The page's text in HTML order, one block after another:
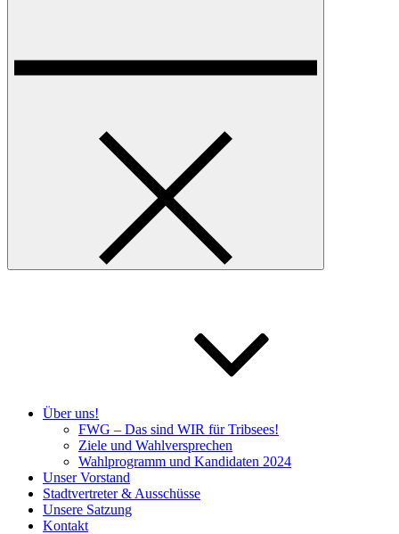
Über uns!
FWG – Das sind WIR für Tribsees!
Ziele und Wahlversprechen
Wahlprogramm und Kandidaten 2024
Unser Vorstand
Stadtvertreter & Ausschüsse
Unsere Satzung
Kontakt